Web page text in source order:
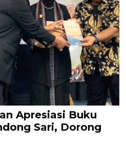
Apresiasi Buku
Sari, Dorong